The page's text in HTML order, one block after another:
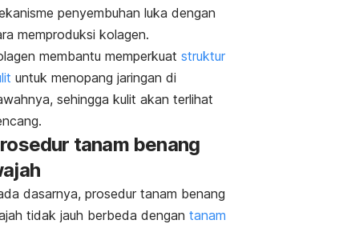
penyembuhan luka dengan
memproduksi kolagen.
membantu memperkuat struktur
untuk menopang jaringan di
sehingga kulit akan terlihat
tanam benang
dasarnya, prosedur tanam benang
tidak jauh berbeda dengan tanam